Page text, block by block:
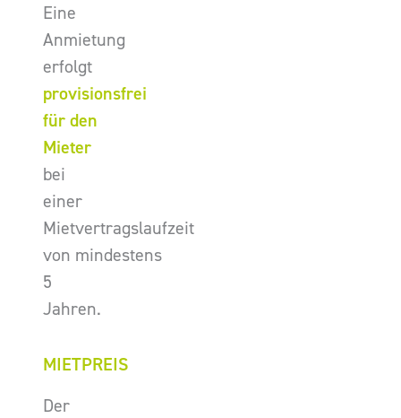
Eine
Anmietung
erfolgt
provisionsfrei
für den
Mieter
bei
einer
Mietvertragslaufzeit
von mindestens
5
Jahren.
MIETPREIS
Der